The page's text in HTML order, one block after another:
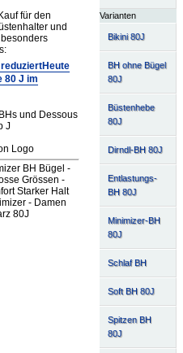
Varianten
Bikini 80J
BH ohne Bügel
80J
Büstenhebe
80J
Dirndl-BH 80J
Entlastungs-
BH 80J
Minimizer-BH
80J
Schlaf BH
Soft BH 80J
Spitzen BH
80J
für den
und
Heute
80 J im
und Dessous
J
BH Bügel -
Grössen -
Starker Halt
- Damen
80J